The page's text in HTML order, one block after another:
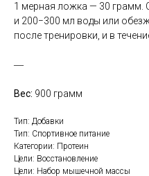
1 мерная ложка — 30 грамм.
и 200−300 мл воды или
после тренировки, и в
―
Вес: 900 грамм
Тип: Добавки
Тип: Спортивное питание
Категории: Протеин
Цели: Восстановление
Цели: Набор мышечной массы